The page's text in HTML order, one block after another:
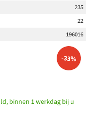
235
22
196016
-33%
binnen 1 werkdag bij u